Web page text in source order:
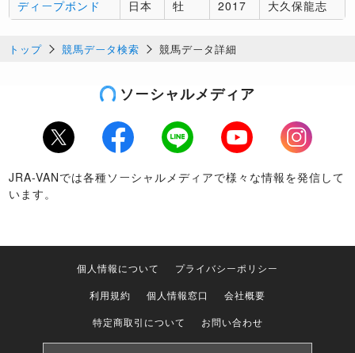
ディープボンド
日本 牡 2017 大久保龍志
トップ 競馬データ検索 競馬データ詳細
ソーシャルメディア
Twitter Facebook LINE Youtube
Instagram
JRA-VANでは各種ソーシャルメディアで様々な情報を発信して
います。
個人情報について
プライバシーポリシー
利用規約
個人情報窓口
会社概要
特定商取引について
お問い合わせ